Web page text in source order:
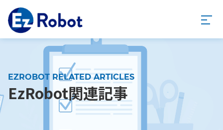
EZROBOT RELATED ARTICLES
EzRobot関連記事